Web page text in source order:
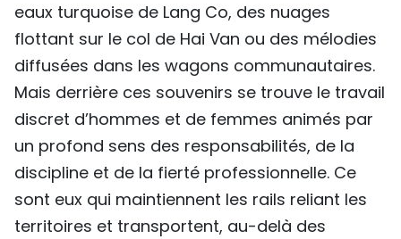
eaux turquoise de Lang Co, des nuages
flottant sur le col de Hai Van ou des mélodies
diffusées dans les wagons communautaires.
Mais derrière ces souvenirs se trouve le travail
discret d’hommes et de femmes animés par
un profond sens des responsabilités, de la
discipline et de la fierté professionnelle. Ce
sont eux qui maintiennent les rails reliant les
territoires et transportent, au-delà des